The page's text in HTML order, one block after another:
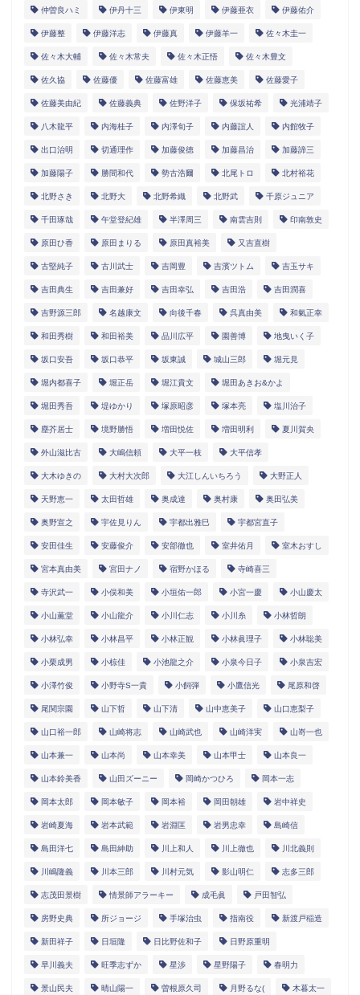
仲曽良ハミ 伊丹十三 伊東明 伊藤亜衣 伊藤佑介
伊藤整 伊藤洋志 伊藤真 伊藤羊一 佐々木圭一
佐々木大輔 佐々木常夫 佐々木正悟 佐々木豊文
佐久協 佐藤優 佐藤富雄 佐藤恵美 佐藤愛子
佐藤美由紀 佐藤義典 佐野洋子 保坂祐希 光浦靖子
八木龍平 内海桂子 内澤旬子 内藤誼人 内館牧子
出口治明 切通理作 加藤俊徳 加藤昌治 加藤諦三
加藤陽子 勝間和代 勢古浩爾 北尾トロ 北村裕花
北野さき 北野大 北野希織 北野武 千原ジュニア
千田琢哉 午堂登紀雄 半澤周三 南雲吉則 印南敦史
原田ひ香 原田まりる 原田真裕美 又吉直樹
古堅純子 古川武士 吉岡豊 吉濱ツトム 吉玉サキ
吉田典生 吉田兼好 吉田幸弘 吉田浩 吉田潤喜
吉野源三郎 名越康文 向後千春 呉真由美 和氣正幸
和田秀樹 和田裕美 品川広平 園善博 地曳いく子
坂口安吾 坂口恭平 坂東誠 城山三郎 堀元見
堀内都喜子 堀正岳 堀江貴文 堀田あきお&かよ
堀田秀吾 堤ゆかり 塚原昭彦 塚本亮 塩川治子
塵芥居士 境野勝悟 増田悦佐 増田明利 夏川賀央
外山滋比古 大嶋信頼 大平一枝 大平信孝
大木ゆきの 大村大次郎 大江しんいちろう 大野正人
天野恵一 太田哲雄 奥成達 奥村康 奥田弘美
奥野宣之 宇佐見りん 宇都出雅巳 宇都宮直子
安田佳生 安藤俊介 安部徹也 室井佑月 室木おすし
宮本真由美 宮田ナノ 宿野かほる 寺崎喜三
寺沢武一 小俣和美 小垣佑一郎 小宮一慶 小山慶太
小山薫堂 小山龍介 小川仁志 小川糸 小林哲朗
小林弘幸 小林昌平 小林正観 小林眞理子 小林聡美
小栗成男 小椋佳 小池龍之介 小泉今日子 小泉吉宏
小澤竹俊 小野寺S一貴 小飼弾 小鷹信光 尾原和啓
尾関宗園 山下哲 山下清 山中恵美子 山口恵梨子
山口裕一郎 山崎将志 山崎武也 山崎洋実 山嵜一也
山本兼一 山本尚 山本幸美 山本甲士 山本良一
山本鈴美香 山田ズーニー 岡崎かつひろ 岡本一志
岡本太郎 岡本敏子 岡本裕 岡田朝雄 岩中祥史
岩崎夏海 岩本武範 岩淵匡 岩男忠幸 島崎信
島田洋七 島田紳助 川上和人 川上徹也 川北義則
川嶋隆義 川本三郎 川村元気 影山明仁 志多三郎
志茂田景樹 情景師アラーキー 成毛眞 戸田智弘
房野史典 所ジョージ 手塚治虫 指南役 新渡戸稲造
新田祥子 日垣隆 日比野佐和子 日野原重明
早川義夫 旺季志ずか 星渉 星野陽子 春明力
景山民夫 晴山陽一 曽根原久司 月野るな( 木暮太一